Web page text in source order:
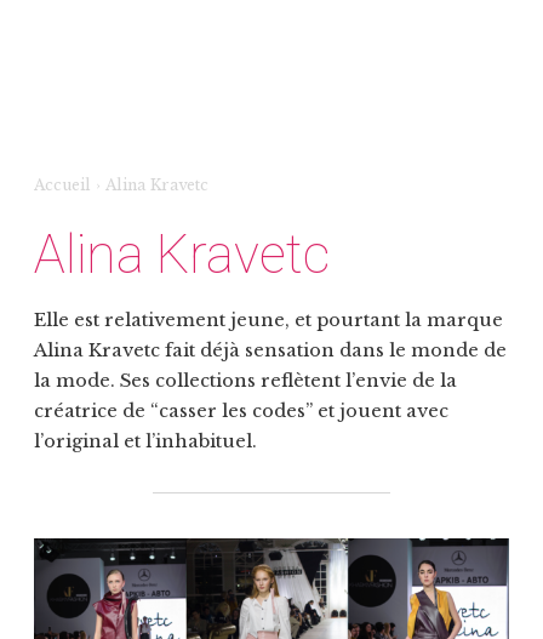
Accueil › Alina Kravetc
Alina Kravetc
Elle est relativement jeune, et pourtant la marque
Alina Kravetc fait déjà sensation dans le monde de
la mode. Ses collections reflètent l’envie de la
créatrice de “casser les codes” et jouent avec
l’original et l’inhabituel.